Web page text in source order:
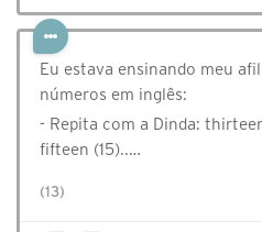
Eu estava ensinando meu
números em inglês:
- Repita com a Dinda:
fifteen (15)..…
(13)